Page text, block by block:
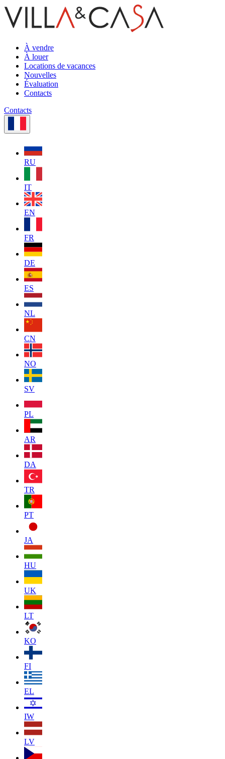
À vendre
À louer
Locations de vacances
Nouvelles
Évaluation
Contacts
Contacts
RU
IT
EN
FR
DE
ES
NL
CN
NO
SV
PL
AR
DA
TR
PT
JA
HU
UK
LT
KO
FI
EL
IW
LV